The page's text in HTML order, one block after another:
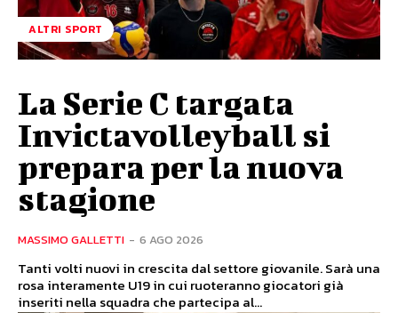
ALTRI SPORT
La Serie C targata
Invictavolleyball si
prepara per la nuova
stagione
MASSIMO GALLETTI - 6 AGO 2026
Tanti volti nuovi in crescita dal settore giovanile. Sarà una
rosa interamente U19 in cui ruoteranno giocatori già
inseriti nella squadra che partecipa al...